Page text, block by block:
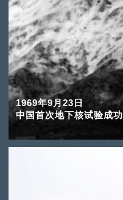
1969年9月23日
中国首次地下核试验成功